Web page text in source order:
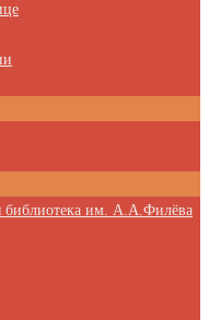
библиотека им. А.А.Филёва